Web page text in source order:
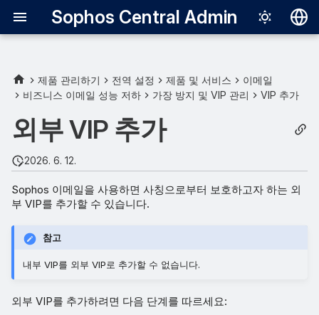
Sophos Central Admin
English
Español
제품 관리하기 전역 설정 제품 및 서비스
이메일
비즈니스 이메일 성능 저하
가장 방지 및 VIP 관리 VIP 추가
외부 VIP 추가
2026. 6. 12.
Sophos 이메일을 사용하면 사칭으로부터 보호하고자 하는 외
부 VIP를 추가할 수 있습니다.
참고
내부 VIP를 외부 VIP로 추가할 수 없습니다.
외부 VIP를 추가하려면 다음 단계를 따르세요: